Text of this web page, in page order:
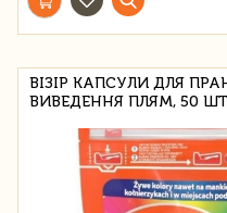
ВІЗІР КАПСУЛИ ДЛЯ
ВИВЕДЕННЯ ПЛЯМ, 50 ШТ